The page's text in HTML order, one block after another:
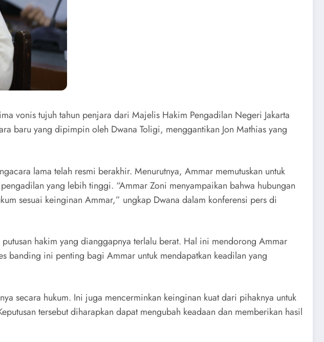
vonis tujuh tahun penjara dari Majelis Hakim Pengadilan Negeri Jakarta
baru yang dipimpin oleh Dwana Toligi, menggantikan Jon Mathias yang
lama telah resmi berakhir. Menurutnya, Ammar memutuskan untuk
yang lebih tinggi. “Ammar Zoni menyampaikan bahwa hubungan
sesuai keinginan Ammar,” ungkap Dwana dalam konferensi pers di
hakim yang dianggapnya terlalu berat. Hal ini mendorong Ammar
banding ini penting bagi Ammar untuk mendapatkan keadilan yang
secara hukum. Ini juga mencerminkan keinginan kuat dari pihaknya untuk
tersebut diharapkan dapat mengubah keadaan dan memberikan hasil